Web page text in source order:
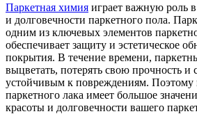
Паркетная химия играет важную роль
и долговечности паркетного пола.
одним из ключевых элементов
обеспечивает защиту и эстетическое
покрытия. В течение времени,
выцветать, потерять свою прочность и
устойчивым к повреждениям. Поэтому
паркетного лака имеет большое
красоты и долговечности вашего